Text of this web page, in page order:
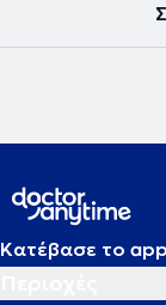
Κατέβασε το app